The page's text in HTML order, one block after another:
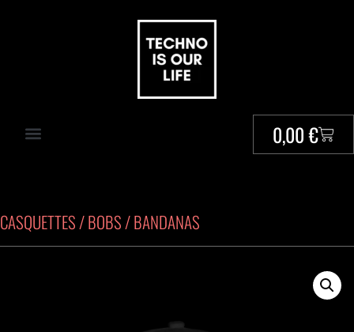
0,00€
CASQUETTES / BOBS / BANDANAS